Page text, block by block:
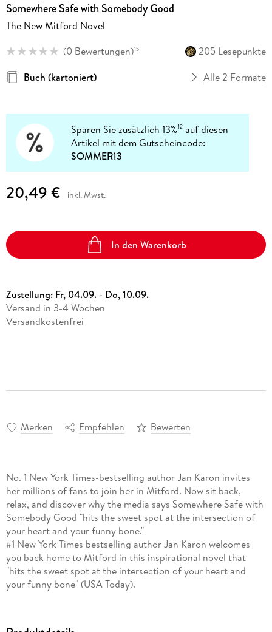
Somewhere Safe with Somebody Good
The New Mitford Novel
(0 Bewertungen)15
205 Lesepunkte
Buch (kartoniert)
Alle 2 Formate
Sparen Sie zusätzlich 13%12 auf diesen
Artikel mit dem Gutscheincode:
SOMMER13
20,49 € inkl. Mwst.
In den Warenkorb
Zustellung: Fr, 04.09. - Do, 10.09.
Versand in 3-4 Wochen
Versandkostenfrei
Merken Empfehlen Bewerten
No. 1 New York Times-bestselling author Jan Karon invites
her millions of fans to join her in Mitford. Now sit back,
relax, and discover why the media says Somewhere Safe with
Somebody Good "hits the sweet spot at the intersection of
your heart and your funny bone."
#1 New York Times bestselling author Jan Karon welcomes
you back home to Mitford in this inspirational novel that
"hits the sweet spot at the intersection of your heart and
your funny bone" (USA Today).